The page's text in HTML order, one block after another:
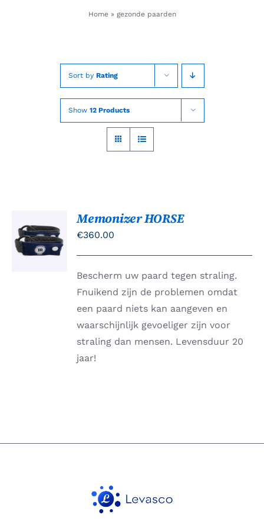
Home» gezonde paarden
Sort by Rating
Show 12 Products
AAN
WINKELWAGEN
/
Memonizer HORSE
€360.00
Bescherm uw paard tegen straling.
Fnuikend zijn de problemen omdat
een paard niets kan aangeven en
waarschijnlijk gevoeliger zijn voor
straling dan mensen. Levensduur 20
jaar!